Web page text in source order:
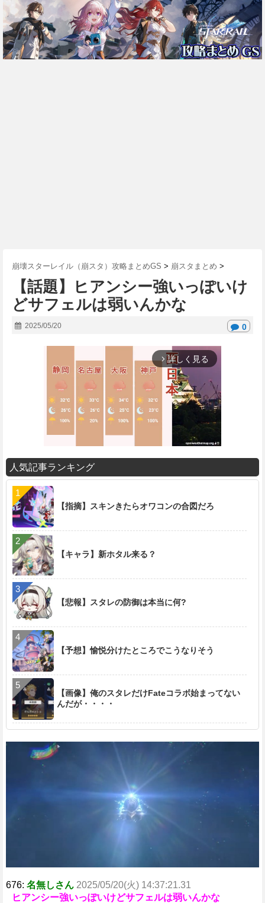
崩壊スターレイル（崩スタ）攻略まとめGS > 崩スタまとめ >
【話題】ヒアンシー強いっぽいけ
どサフェルは弱いんかな
2025/05/20 0
arrow_forward_ios 詳しく見る
M
人気記事ランキング
【指摘】スキンきたらオワコンの合図だろ
【キャラ】新ホタル来る？
【悲報】スタレの防御は本当に何?
【予想】愉悦分けたところでこうなりそう
【画像】俺のスタレだけFateコラボ始まってない
んだが・・・・
676: 名無しさん 2025/05/20(火) 14:37:21.31
ヒアンシー強いっぽいけどサフェルは弱いんかな